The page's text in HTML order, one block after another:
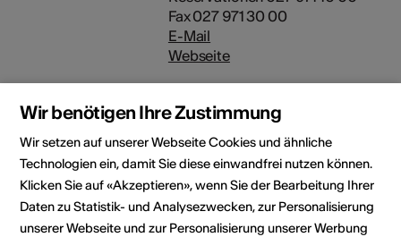
Fax 027 971 30 00
E-Mail
Webseite
Konzert Festival Weiteres
Altersfreigabe
Für alle
Wir benötigen Ihre Zustimmung
Wir setzen auf unserer Webseite Cookies und ähnliche
Technologien ein, damit Sie diese einwandfrei nutzen können.
Klicken Sie auf «Akzeptieren», wenn Sie der Bearbeitung Ihrer
Daten zu Statistik- und Analysezwecken, zur Personalisierung
unserer Webseite und zur Personalisierung unserer Werbung